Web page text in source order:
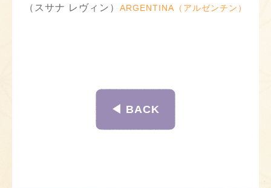
（スサナ レヴィン） ARGENTINA（アルゼンチン）
◀︎ BACK